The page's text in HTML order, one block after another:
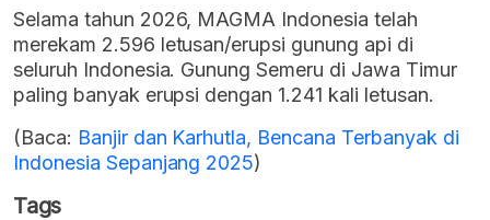
Selama tahun 2026, MAGMA Indonesia telah
merekam 2.596 letusan/erupsi gunung api di
seluruh Indonesia. Gunung Semeru di Jawa Timur
paling banyak erupsi dengan 1.241 kali letusan.
(Baca: Banjir dan Karhutla, Bencana Terbanyak di
Indonesia Sepanjang 2025)
Tags